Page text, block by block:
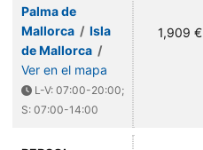
Palma de
Mallorca / Isla
de Mallorca /
Ver en el mapa
L-V: 07:00-20:00;
S: 07:00-14:00
1,909 €